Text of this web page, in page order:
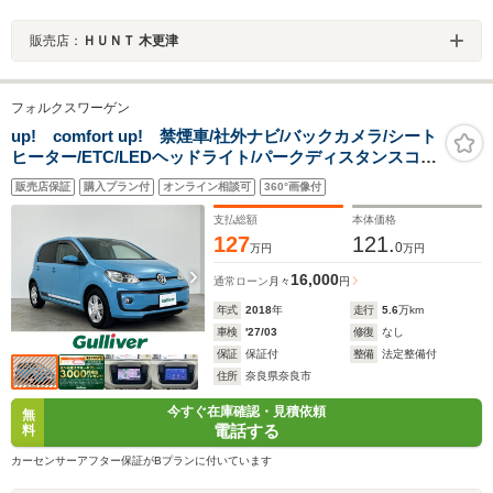
販売店： ＨＵＮＴ 木更津
フォルクスワーゲン
up! comfort up! 禁煙車/社外ナビ/バックカメラ/シート
ヒーター/ETC/LEDヘッドライト/パークディスタンスコン
トロール/エマージェンシーシティブレー
キ/Bluetooth/DVD/CD/ワンセグTV/ISOFIX
販売店保証 購入プラン付 オンライン相談可 360°画像付
支払総額
127万円
本体価格
121.0万円
通常ローン 月々16,000円
年式 2018年 走行 5.6万km
車検
'27/03 修復
なし
保証
保証付 整備
法定整備付
住所
奈良県奈良市
無
料
今すぐ在庫確認・見積依頼
電話する
カーセンサーアフター保証がBプランに付いています